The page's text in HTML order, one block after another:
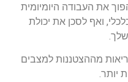
את העבודה היומיומית
ואף לסכן את יכולת
מההצטננות למצבים
יותר.